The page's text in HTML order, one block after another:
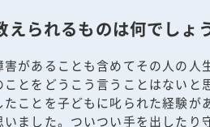
られるものは何でしょ
があることも含めてその人の人
とをどうこう言うことはないと
ことを子どもに叱られた経験が
ました。ついつい手を出したり